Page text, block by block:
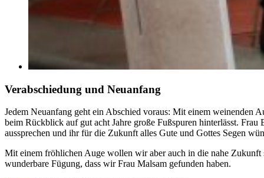
Verabschiedung und Neuanfang
Jedem Neuanfang geht ein Abschied voraus: Mit einem weinenden
beim Rückblick auf gut acht Jahre große Fußspuren hinterlässt.
aussprechen und ihr für die Zukunft alles Gute und Gottes Segen
Mit einem fröhlichen Auge wollen wir aber auch in die nahe Zukunft
wunderbare Fügung, dass wir Frau Malsam gefunden haben.